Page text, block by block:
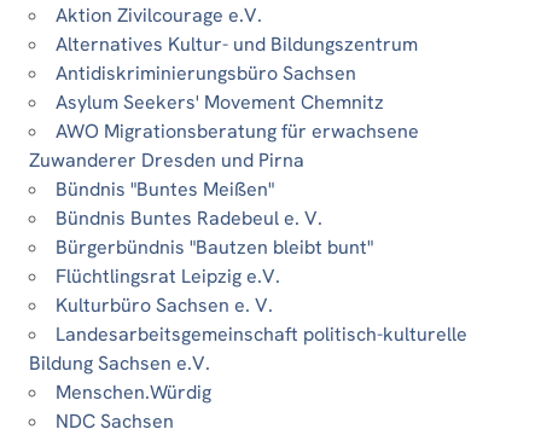
Aktion Zivilcourage e.V.
Alternatives Kultur- und Bildungszentrum
Antidiskriminierungsbüro Sachsen
Asylum Seekers' Movement Chemnitz
AWO Migrationsberatung für erwachsene
Zuwanderer Dresden und Pirna
Bündnis "Buntes Meißen"
Bündnis Buntes Radebeul e. V.
Bürgerbündnis "Bautzen bleibt bunt"
Flüchtlingsrat Leipzig e.V.
Kulturbüro Sachsen e. V.
Landesarbeitsgemeinschaft politisch-kulturelle
Bildung Sachsen e.V.
Menschen.Würdig
NDC Sachsen